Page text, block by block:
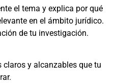
el tema y explica por qué
en el ámbito jurídico.
de tu investigación.
claros y alcanzables que tu